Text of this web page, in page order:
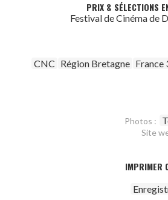
PRIX & SÉLECTIONS
Festival de Cinéma de
CNC Région Bretagne France
Photos :
Site
IMPRIMER